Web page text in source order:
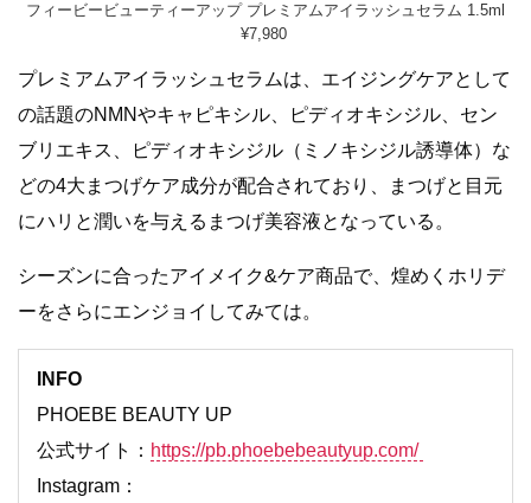
フィービービューティーアップ プレミアムアイラッシュセラム 1.5ml
¥7,980
プレミアムアイラッシュセラムは、エイジングケアとして
の話題のNMNやキャピキシル、ピディオキシジル、セン
ブリエキス、ピディオキシジル（ミノキシジル誘導体）な
どの4⼤まつげケア成分が配合されており、まつげと目元
にハリと潤いを与えるまつげ美容液となっている。
シーズンに合ったアイメイク&ケア商品で、煌めくホリデ
ーをさらにエンジョイしてみては。
INFO
PHOEBE BEAUTY UP
公式サイト： https://pb.phoebebeautyup.com/
Instagram：